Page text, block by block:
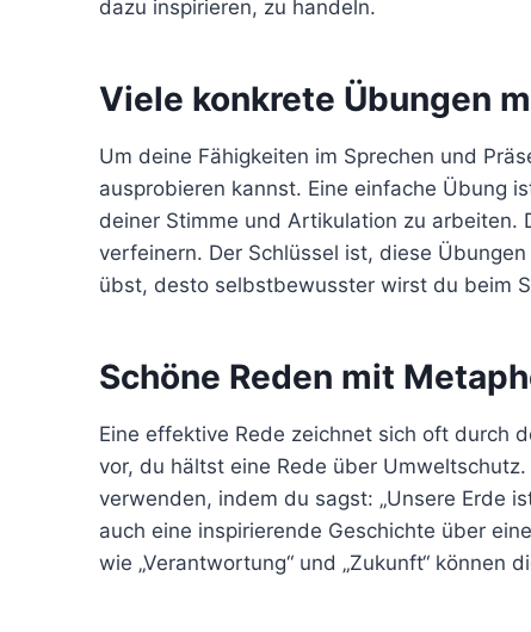
dazu inspirieren, zu handeln.
Viele konkrete Übungen
Um deine Fähigkeiten im Sprechen und
ausprobieren kannst. Eine einfache Übung
deiner Stimme und Artikulation zu arbeiten.
verfeinern. Der Schlüssel ist, diese
übst, desto selbstbewusster wirst du beim
Schöne Reden mit
Eine effektive Rede zeichnet sich oft durch
vor, du hältst eine Rede über
verwenden, indem du sagst: „Unsere Erde
auch eine inspirierende Geschichte über
wie „Verantwortung“ und „Zukunft“ können